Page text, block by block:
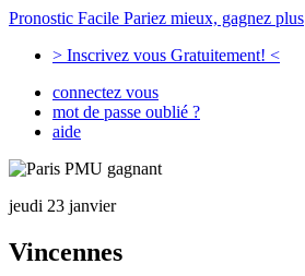
Pronostic Facile Pariez mieux, gagnez plus
> Inscrivez vous Gratuitement! <
connectez vous
mot de passe oublié ?
aide
jeudi 23 janvier
Vincennes